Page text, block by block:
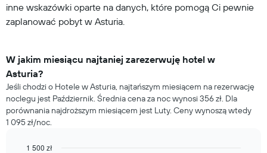
inne wskazówki oparte na danych, które pomogą Ci pewnie
zaplanować pobyt w Asturia.
W jakim miesiącu najtaniej zarezerwuję hotel w
Asturia?
Jeśli chodzi o Hotele w Asturia, najtańszym miesiącem na rezerwację
noclegu jest Październik. Średnia cena za noc wynosi 356 zł. Dla
porównania najdroższym miesiącem jest Luty. Ceny wynoszą wtedy
1 095 zł/noc.
1 500 zł